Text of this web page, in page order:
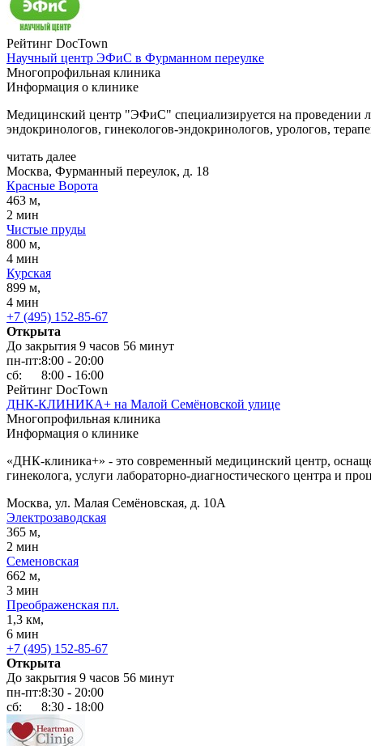
Рейтинг DocTown
Научный центр ЭФиС в Фурманном переулке
Многопрофильная клиника
Информация о клинике
Медицинский центр "ЭФиС" специализируется на проведении
эндокринологов, гинекологов-эндокринологов, урологов,
читать далее
Москва, Фурманный переулок, д. 18
Красные Ворота
463 м,
2 мин
Чистые пруды
800 м,
4 мин
Курская
899 м,
4 мин
+7 (495) 152-85-67
Открыта
До закрытия 9 часов 56 минут
пн-пт:8:00 - 20:00
сб:
8:00 - 16:00
Рейтинг DocTown
ДНК-КЛИНИКА+ на Малой Семёновской улице
Многопрофильная клиника
Информация о клинике
«ДНК-клиника+» - это современный медицинский центр,
гинеколога, услуги лабораторно-диагностического центра и
Москва, ул. Малая Семёновская, д. 10А
Электрозаводская
365 м,
2 мин
Семеновская
662 м,
3 мин
Преображенская пл.
1,3 км,
6 мин
+7 (495) 152-85-67
Открыта
До закрытия 9 часов 56 минут
пн-пт:8:30 - 20:00
сб:
8:30 - 18:00